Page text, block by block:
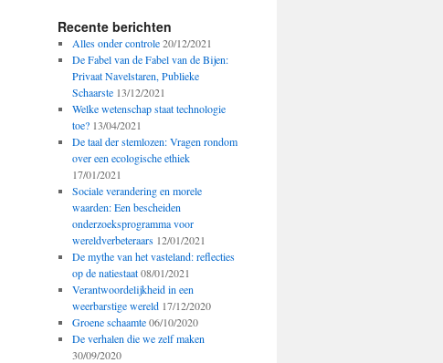
Recente berichten
Alles onder controle 20/12/2021
De Fabel van de Fabel van de Bijen:
Privaat Navelstaren, Publieke
Schaarste 13/12/2021
Welke wetenschap staat technologie
toe? 13/04/2021
De taal der stemlozen: Vragen rondom
over een ecologische ethiek
17/01/2021
Sociale verandering en morele
waarden: Een bescheiden
onderzoeksprogramma voor
wereldverbeteraars 12/01/2021
De mythe van het vasteland: reflecties
op de natiestaat 08/01/2021
Verantwoordelijkheid in een
weerbarstige wereld 17/12/2020
Groene schaamte 06/10/2020
De verhalen die we zelf maken
30/09/2020